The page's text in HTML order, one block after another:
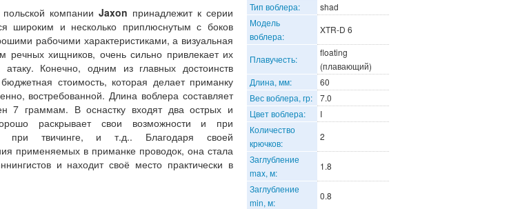
польской компании Jaxon принадлежит к серии
широким и несколько приплюснутым с боков
рабочими характеристиками, а визуальная
речных хищников, очень сильно привлекает их
Конечно, одним из главных достоинств
стоимость, которая делает приманку
востребованной. Длина воблера составляет
7 граммам. В оснастку входят два острых и
раскрывает свои возможности и при
при твичинге, и т.д.. Благодаря своей
применяемых в приманке проводок, она стала
и находит своё место практически в
Тип воблера:
shad
Модель
воблера:
XTR-D 6
Плавучесть:
floating
(плавающий)
Длина, мм:
60
Вес воблера, гр:
7.0
Цвет воблера:
I
Количество
крючков:
2
Заглубление
max, м:
1.8
Заглубление
min, м:
0.8